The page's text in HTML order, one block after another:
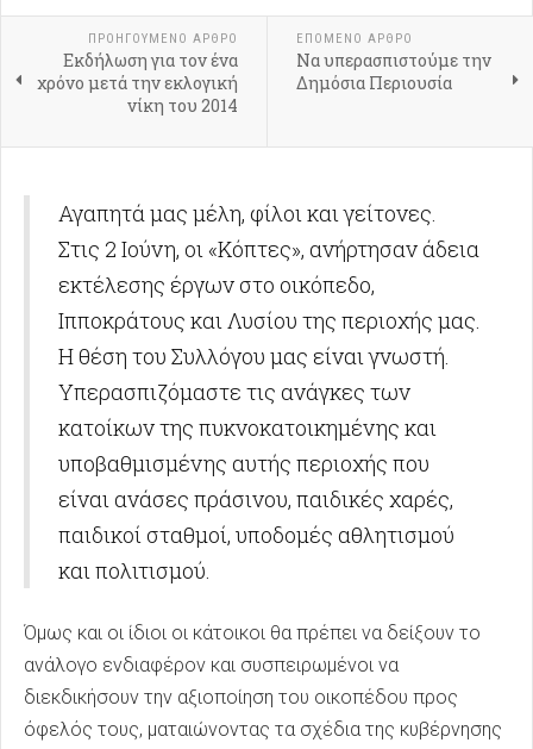
ΠΡΟΗΓΟΎΜΕΝΟ ΑΡΘΡΟ
Εκδήλωση για τον ένα
χρόνο μετά την εκλογική
νίκη του 2014
ΕΠΟΜΕΝΟ ΑΡΘΡΟ
Να υπερασπιστούμε την
Δημόσια Περιουσία
Αγαπητά μας μέλη, φίλοι και γείτονες.
Στις 2 Ιούνη, οι «Κόπτες», ανήρτησαν άδεια
εκτέλεσης έργων στο οικόπεδο,
Ιπποκράτους και Λυσίου της περιοχής μας.
Η θέση του Συλλόγου μας είναι γνωστή.
Υπερασπιζόμαστε τις ανάγκες των
κατοίκων της πυκνοκατοικημένης και
υποβαθμισμένης αυτής περιοχής που
είναι ανάσες πράσινου, παιδικές χαρές,
παιδικοί σταθμοί, υποδομές αθλητισμού
και πολιτισμού.
Όμως και οι ίδιοι οι κάτοικοι θα πρέπει να δείξουν το
ανάλογο ενδιαφέρον και συσπειρωμένοι να
διεκδικήσουν την αξιοποίηση του οικοπέδου προς
όφελός τους, ματαιώνοντας τα σχέδια της κυβέρνησης